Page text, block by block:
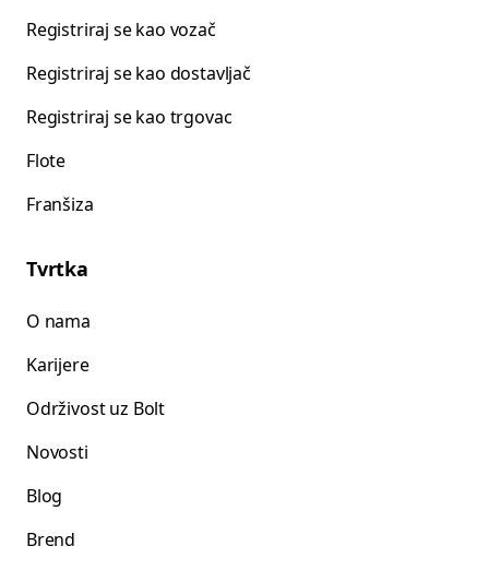
Registriraj se kao vozač
Registriraj se kao dostavljač
Registriraj se kao trgovac
Flote
Franšiza
Tvrtka
O nama
Karijere
Održivost uz Bolt
Novosti
Blog
Brend